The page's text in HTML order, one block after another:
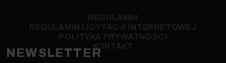
REGULAMIN
REGULAMIN LICYTACJI INTERNETOWEJ
POLITYKA PRYWATNOŚCI
KONTAKT
NEWSLETTER